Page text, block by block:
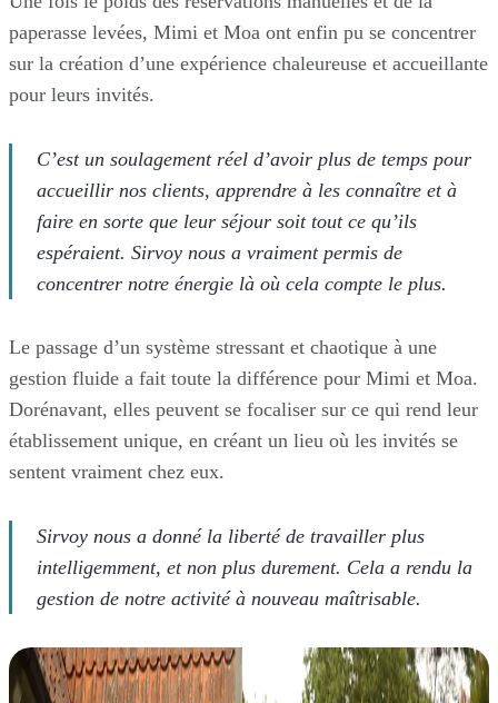
paperasse levées, Mimi et Moa ont enfin pu se concentrer
sur la création d’une expérience chaleureuse et accueillante
pour leurs invités.
C’est un soulagement réel d’avoir plus de temps pour
accueillir nos clients, apprendre à les connaître et à
faire en sorte que leur séjour soit tout ce qu’ils
espéraient. Sirvoy nous a vraiment permis de
concentrer notre énergie là où cela compte le plus.
Le passage d’un système stressant et chaotique à une
gestion fluide a fait toute la différence pour Mimi et Moa.
Dorénavant, elles peuvent se focaliser sur ce qui rend leur
établissement unique, en créant un lieu où les invités se
sentent vraiment chez eux.
Sirvoy nous a donné la liberté de travailler plus
intelligemment, et non plus durement. Cela a rendu la
gestion de notre activité à nouveau maîtrisable.